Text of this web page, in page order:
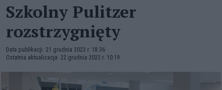
Szkolny Pulitzer
rozstrzygnięty
Data publikacji: 21 grudnia 2023 r. 18:36
Ostatnia aktualizacja: 22 grudnia 2023 r. 10:19